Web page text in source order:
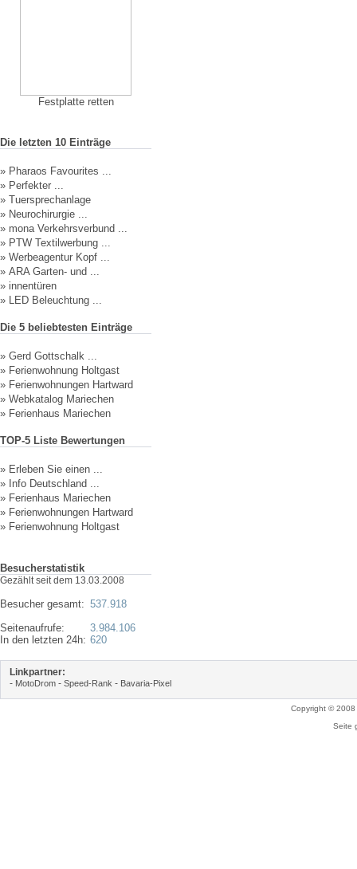
Festplatte retten
Die letzten 10 Einträge
» Pharaos Favourites ...
» Perfekter ...
» Tuersprechanlage
» Neurochirurgie ...
» mona Verkehrsverbund ...
» PTW Textilwerbung ...
» Werbeagentur Kopf ...
» ARA Garten- und ...
» innentüren
» LED Beleuchtung ...
Die 5 beliebtesten Einträge
» Gerd Gottschalk ...
» Ferienwohnung Holtgast
» Ferienwohnungen Hartward
» Webkatalog Mariechen
» Ferienhaus Mariechen
TOP-5 Liste Bewertungen
» Erleben Sie einen ...
» Info Deutschland ...
» Ferienhaus Mariechen
» Ferienwohnungen Hartward
» Ferienwohnung Holtgast
Besucherstatistik
Gezählt seit dem 13.03.2008
Besucher gesamt:
Seitenaufrufe:
In den letzten 24h:
537.918
3.984.106
620
Linkpartner:
- MotoDrom - Speed-Rank - Bavaria-Pixel
Copyright ©
Seite